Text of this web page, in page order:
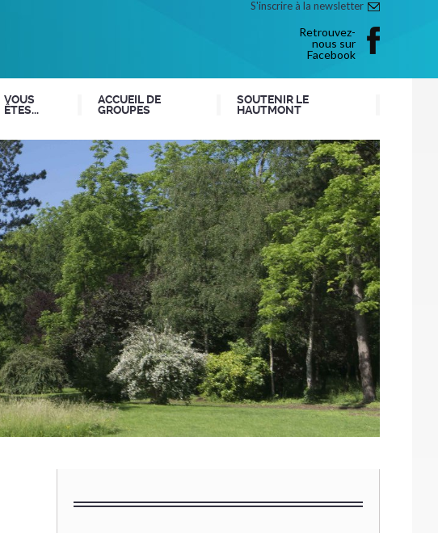
S'inscrire à la newsletter
Retrouvez-
nous sur
Facebook
VOUS
ÊTES...
ACCUEIL DE
GROUPES
SOUTENIR LE
HAUTMONT